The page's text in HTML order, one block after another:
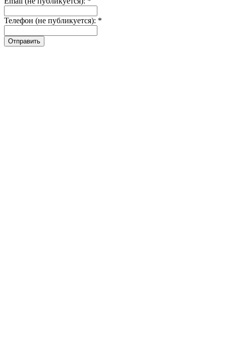
Телефон (не публикуется): *
Отправить